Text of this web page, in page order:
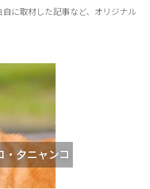
に取材した記事など、オリジナル
・夕ニャンコ